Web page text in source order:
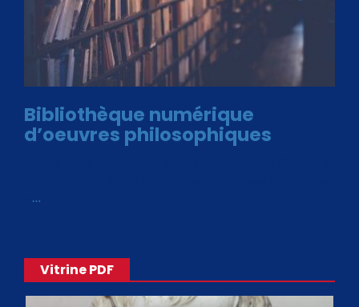
Bibliothèque numérique
d’oeuvres philosophiques
…
Vitrine PDF